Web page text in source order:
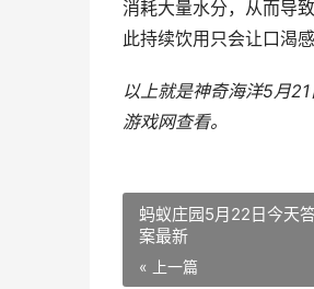
消耗大量水分，从而导
此持续饮用只会让口渴
以上就是神奇海洋5月
游戏网查看。
蚂蚁庄园5月22日今天
案最新
« 上一篇